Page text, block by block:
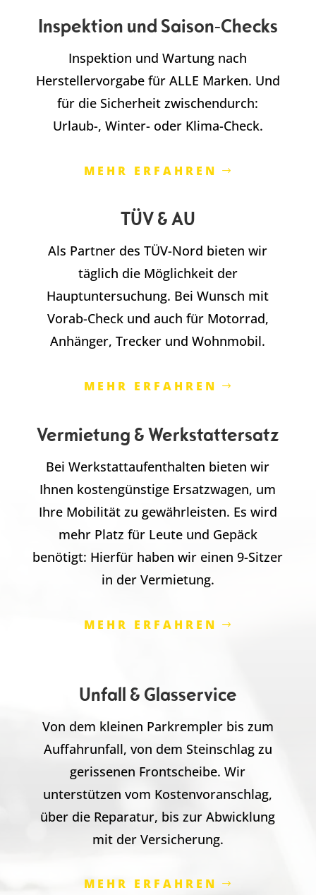
Inspektion und Saison-Checks
Inspektion und Wartung nach
Herstellervorgabe für ALLE Marken. Und
für die Sicherheit zwischendurch:
Urlaub-, Winter- oder Klima-Check.
MEHR ERFAHREN
TÜV & AU
Als Partner des TÜV-Nord bieten wir
täglich die Möglichkeit der
Hauptuntersuchung. Bei Wunsch mit
Vorab-Check und auch für Motorrad,
Anhänger, Trecker und Wohnmobil.
MEHR ERFAHREN
Vermietung & Werkstattersatz
Bei Werkstattaufenthalten bieten wir
Ihnen kostengünstige Ersatzwagen, um
Ihre Mobilität zu gewährleisten. Es wird
mehr Platz für Leute und Gepäck
benötigt: Hierfür haben wir einen 9-Sitzer
in der Vermietung.
MEHR ERFAHREN
Unfall & Glasservice
Von dem kleinen Parkrempler bis zum
Auffahrunfall, von dem Steinschlag zu
gerissenen Frontscheibe. Wir
unterstützen vom Kostenvoranschlag,
über die Reparatur, bis zur Abwicklung
mit der Versicherung.
MEHR ERFAHREN